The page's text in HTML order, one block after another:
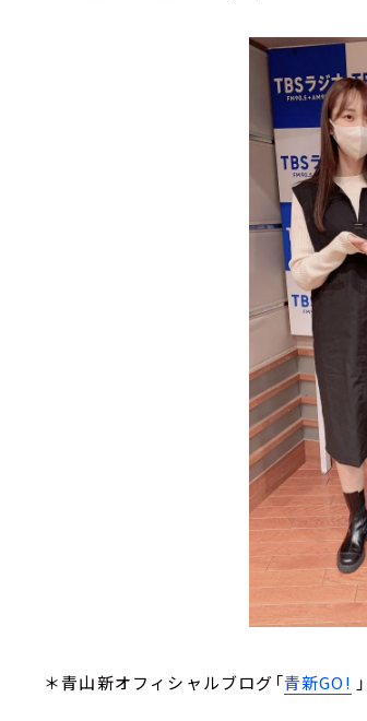
＊青山新オフィシャルブログ「青新GO! 」